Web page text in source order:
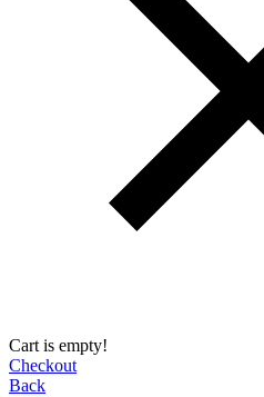
Cart is empty!
Checkout
Back